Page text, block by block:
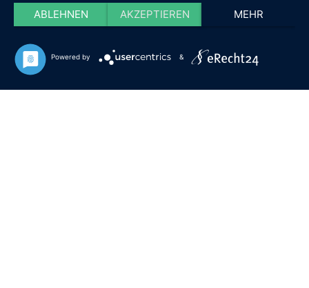
ABLEHNEN AKZEPTIEREN MEHR
Powered by &